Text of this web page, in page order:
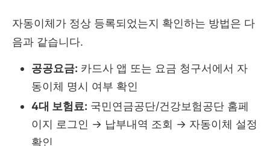
자동이체가 정상 등록되었는지 확인하는 방법은 다
음과 같습니다.
공공요금: 카드사 앱 또는 요금 청구서에서 자
동이체 명시 여부 확인
4대 보험료: 국민연금공단/건강보험공단 홈페
이지 로그인 → 납부내역 조회 → 자동이체 설정
확인